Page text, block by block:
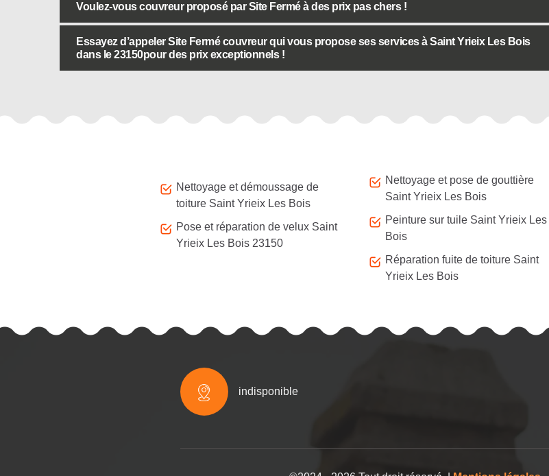
Voulez-vous couvreur proposé par Site Fermé à des prix pas chers !
Essayez d’appeler Site Fermé couvreur qui vous propose ses services à Saint Yrieix Les Bois
dans le 23150pour des prix exceptionnels !
Nettoyage et démoussage de
toiture Saint Yrieix Les Bois
Pose et réparation de velux Saint
Yrieix Les Bois 23150
Nettoyage et pose de gouttière
Saint Yrieix Les Bois
Peinture sur tuile Saint Yrieix Les
Bois
Réparation fuite de toiture Saint
Yrieix Les Bois
indisponible